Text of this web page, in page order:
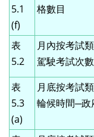
5.1
(f)
格數目
表
5.2
月內按考試
駕駛考試次數
表
5.3
(a)
月底按考試
輪候時間─政